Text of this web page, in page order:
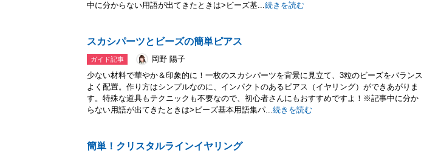
中に分からない用語が出てきたときは>ビーズ基...続きを読む
スカシパーツとビーズの簡単ピアス
ガイド記事
岡野 陽子
少ない材料で華やか＆印象的に！一枚のスカシパーツを背景に見立て、3粒のビーズをバランス
よく配置。作り方はシンプルなのに、インパクトのあるピアス（イヤリング）ができあがりま
す。特殊な道具もテクニックも不要なので、初心者さんにもおすすめですよ！※記事中に分か
らない用語が出てきたときは>ビーズ基本用語集パ...続きを読む
簡単！クリスタルラインイヤリング